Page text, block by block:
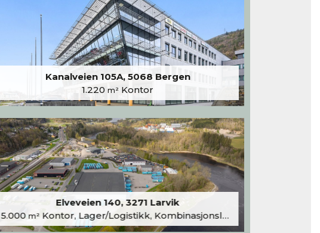
Kanalveien 105A, 5068 Bergen
1.220 m²Kontor
Elveveien 140, 3271 Larvik
5.000m²Kontor, Lager/Logistikk, Kombinasjonslokaler